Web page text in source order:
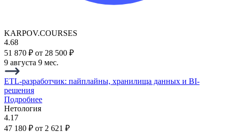
KARPOV.COURSES
4.68
51 870 ₽ от 28 500 ₽
9 августа 9 мес.
ETL-разработчик: пайплайны, хранилища данных и BI-
решения
Подробнее
Нетология
4.17
47 180 ₽ от 2 621 ₽